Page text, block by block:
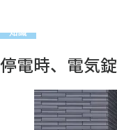
知識
停電時、電気